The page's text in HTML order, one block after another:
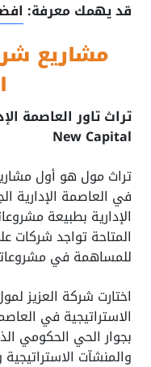
قد يهمك معرفة:
مشاريع
New Capital
تراث مول هو أول
في العاصمة الإدارية
الإدارية بطبيعة
المتاحة تواجد شركات
للمساهمة في
اختارت شركة العزيز
الاستراتيجية في
بجوار الحي الحكومي
والمنشآت